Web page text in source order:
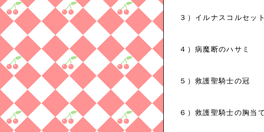
３）イルナスコル
４）病魔断のハ
５）救護聖騎
６）救護聖騎士の